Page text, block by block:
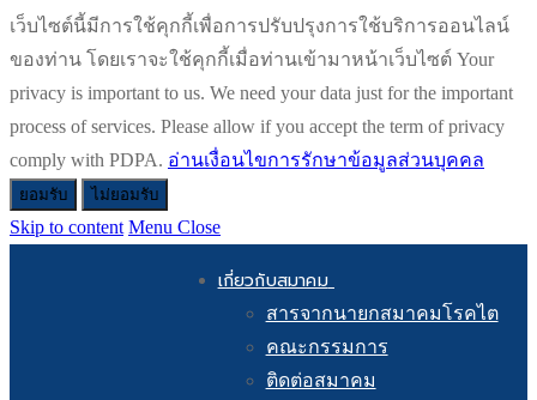
เว็บไซต์นี้มีการใช้คุกกี้เพื่อการปรับปรุงการใช้บริการออนไลน์
ของท่าน โดยเราจะใช้คุกกี้เมื่อท่านเข้ามาหน้าเว็บไซต์ Your
privacy is important to us. We need your data just for the important
process of services. Please allow if you accept the term of privacy
comply with PDPA. อ่านเงื่อนไขการรักษาข้อมูลส่วนบุคคล
ยอมรับ ไม่ยอมรับ
Skip to content Menu Close
เกี่ยวกับสมาคม
สารจากนายกสมาคมโรคไต
คณะกรรมการ
ติดต่อสมาคม